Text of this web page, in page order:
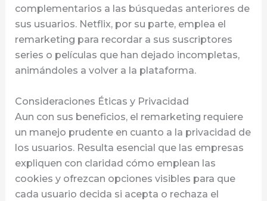
complementarios a las búsquedas anteriores de
sus usuarios. Netflix, por su parte, emplea el
remarketing para recordar a sus suscriptores
series o películas que han dejado incompletas,
animándoles a volver a la plataforma.
Consideraciones Éticas y Privacidad
Aun con sus beneficios, el remarketing requiere
un manejo prudente en cuanto a la privacidad de
los usuarios. Resulta esencial que las empresas
expliquen con claridad cómo emplean las
cookies y ofrezcan opciones visibles para que
cada usuario decida si acepta o rechaza el